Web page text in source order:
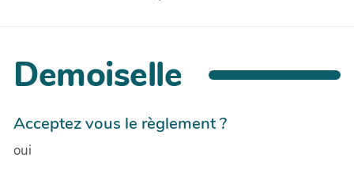
Demoiselle
Acceptez vous le règlement ?
oui